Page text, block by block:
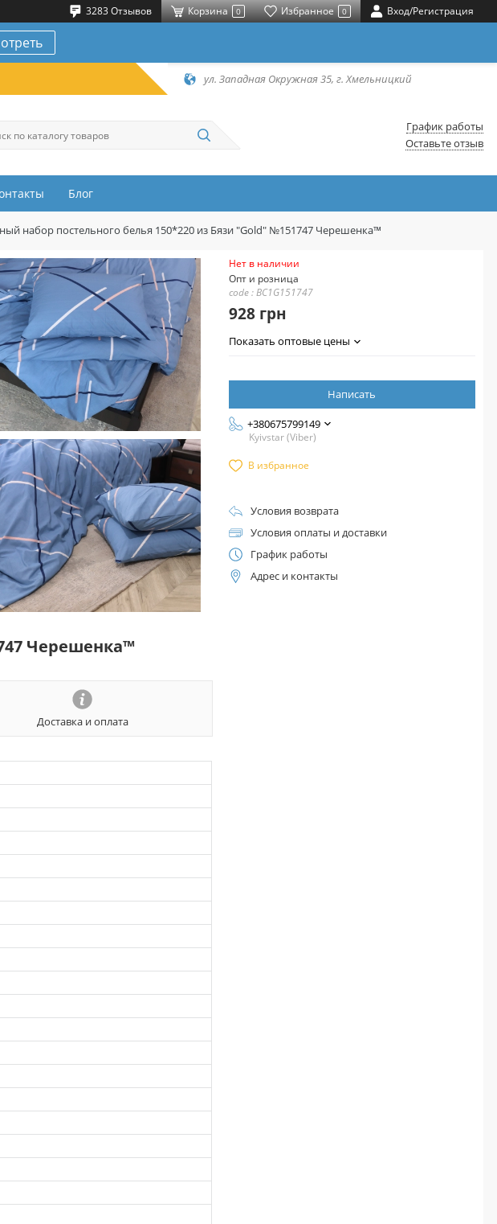
3283 Отзывов Корзина 0 Избранное 0 Вход/Регистрация
ул. Западная Окружная 35, г. Хмельницкий
График работы
Оставьте отзыв
Блог
набор постельного белья 150*220 из Бязи "Gold" №151747 Черешенка™
Черешенка™
Доставка и оплата
Нет в наличии
Опт и розница
code : BC1G151747
928 грн
Показать оптовые цены
Написать
+380675799149
Kyivstar (Viber)
В избранное
Условия возврата
Условия оплаты и доставки
График работы
Адрес и контакты